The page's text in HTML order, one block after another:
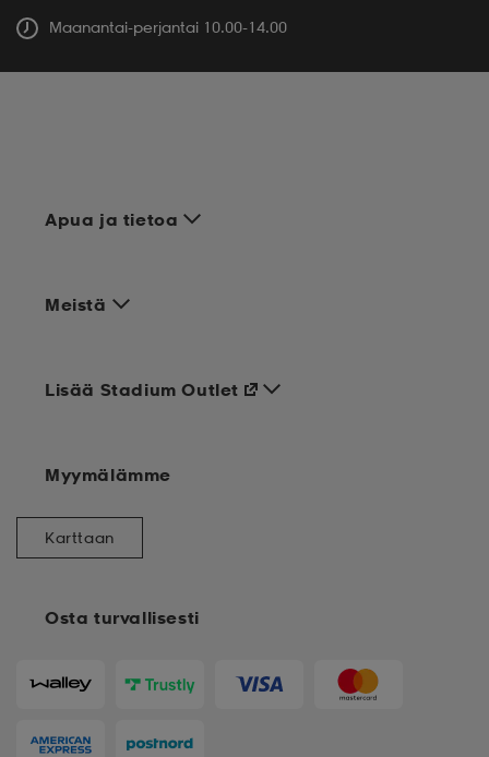
Maanantai-perjantai 10.00-14.00
Apua ja tietoa
Meistä
Osta turvallisesti
Lisää Stadium Outlet
Myymälämme
Karttaan